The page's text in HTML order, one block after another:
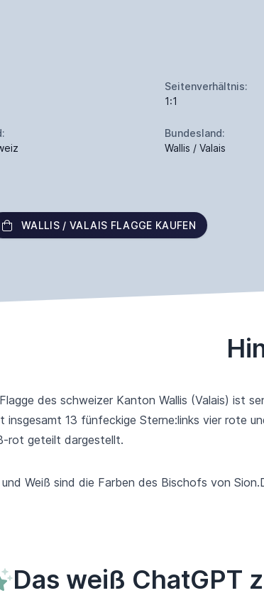
Seitenverhältnis:
1:1
Bundesland:
Wallis / Valais
WALLIS / VALAIS FLAGGE KAUFEN
des schweizer Kanton Wallis (Valais) ist
insgesamt 13 fünfeckige Sterne:links vier rote
rot geteilt dargestellt.
Weiß sind die Farben des Bischofs von
Das weiß ChatGPT